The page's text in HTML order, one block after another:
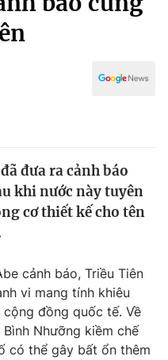
đưa ra cảnh báo
khi nước này tuyên
cơ thiết kế cho tên
cảnh báo, Triều Tiên
vi mang tính khiêu
đồng quốc tế. Về
Nhưỡng kiềm chế
có thể gây bất ổn thêm